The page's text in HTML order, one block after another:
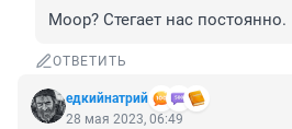
Моор? Стегает нас постоянно.
ОТВЕТИТЬ
едкийнатрий
28 мая 2023, 06:49